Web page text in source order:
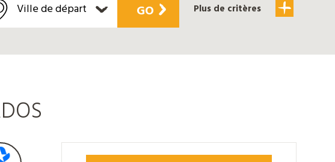
Ville de départ GO Plus de critères